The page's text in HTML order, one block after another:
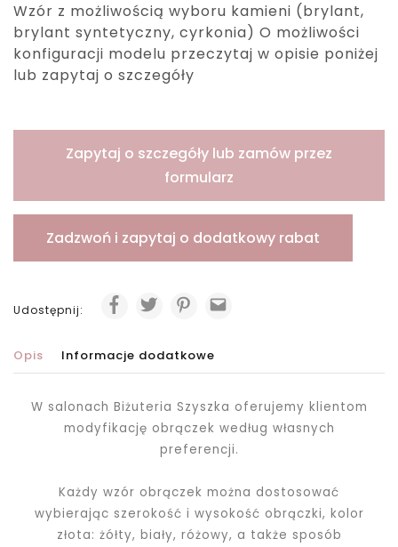
Wzór z możliwością wyboru kamieni (brylant,
brylant syntetyczny, cyrkonia) O możliwości
konfiguracji modelu przeczytaj w opisie poniżej
lub zapytaj o szczegóły
Zapytaj o szczegóły lub zamów przez
formularz
Zadzwoń i zapytaj o dodatkowy rabat
Udostępnij:
Opis Informacje dodatkowe
W salonach Biżuteria Szyszka oferujemy klientom
modyfikację obrączek według własnych
preferencji.
Każdy wzór obrączek można dostosować
wybierając szerokość i wysokość obrączki, kolor
złota: żółty, biały, różowy, a także sposób